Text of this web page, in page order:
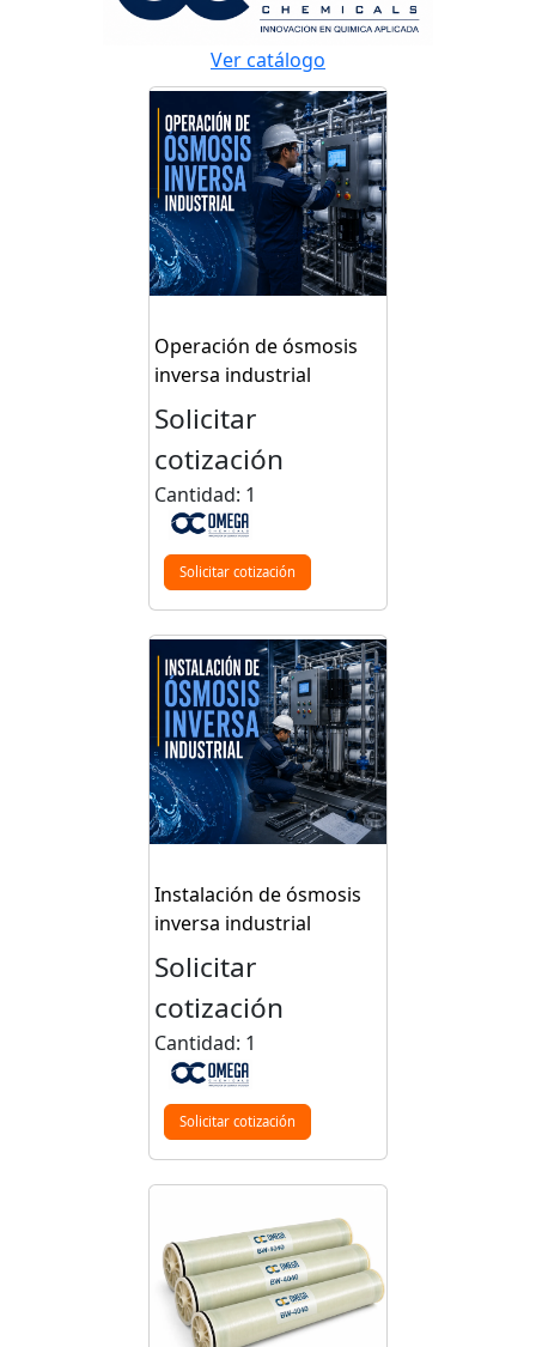
Ver catálogo
Operación de ósmosis
inversa industrial
Solicitar
cotización
Cantidad: 1
Solicitar cotización
Instalación de ósmosis
inversa industrial
Solicitar
cotización
Cantidad: 1
Solicitar cotización